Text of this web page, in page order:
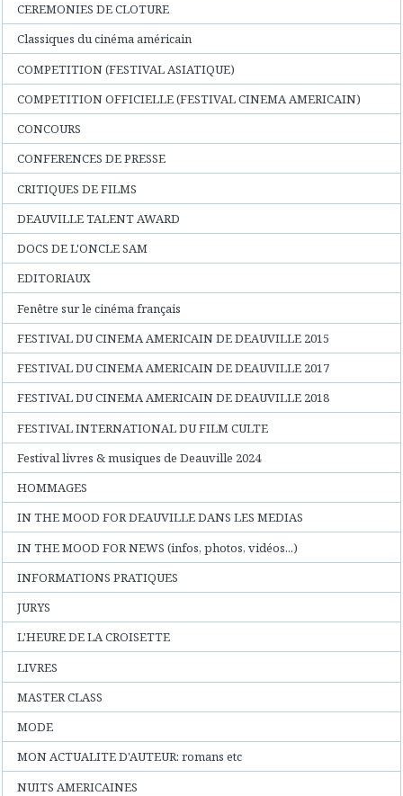
CEREMONIES DE CLOTURE
Classiques du cinéma américain
COMPETITION (FESTIVAL ASIATIQUE)
COMPETITION OFFICIELLE (FESTIVAL CINEMA AMERICAIN)
CONCOURS
CONFERENCES DE PRESSE
CRITIQUES DE FILMS
DEAUVILLE TALENT AWARD
DOCS DE L'ONCLE SAM
EDITORIAUX
Fenêtre sur le cinéma français
FESTIVAL DU CINEMA AMERICAIN DE DEAUVILLE 2015
FESTIVAL DU CINEMA AMERICAIN DE DEAUVILLE 2017
FESTIVAL DU CINEMA AMERICAIN DE DEAUVILLE 2018
FESTIVAL INTERNATIONAL DU FILM CULTE
Festival livres & musiques de Deauville 2024
HOMMAGES
IN THE MOOD FOR DEAUVILLE DANS LES MEDIAS
IN THE MOOD FOR NEWS (infos, photos, vidéos...)
INFORMATIONS PRATIQUES
JURYS
L'HEURE DE LA CROISETTE
LIVRES
MASTER CLASS
MODE
MON ACTUALITE D'AUTEUR: romans etc
NUITS AMERICAINES